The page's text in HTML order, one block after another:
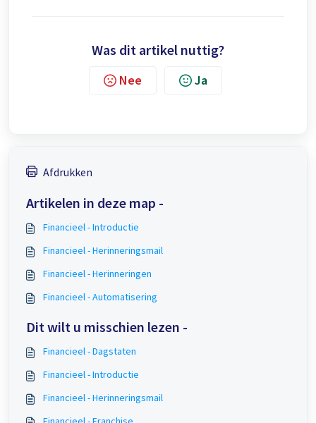
Was dit artikel nuttig?
Nee Ja
Afdrukken
Artikelen in deze map -
Financieel - Introductie
Financieel - Herinneringsmail
Financieel - Herinneringen
Financieel - Automatisering
Dit wilt u misschien lezen -
Financieel - Dagstaten
Financieel - Introductie
Financieel - Herinneringsmail